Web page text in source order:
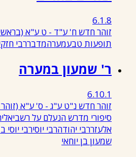
6.1.8
זוהר חדש ח' ע"ד - ט ע"א
תופעות טבעמערהמדבררבי
ר' שמעון במערה
6.10.1
זוהר חדש נ"ט ע"ג - ס' ע"א
סיפורי מדרש הנעלם על רשבי
אלעזררבי יהודהרבי יוסירבי יוסי
שמעון בן יוחאי